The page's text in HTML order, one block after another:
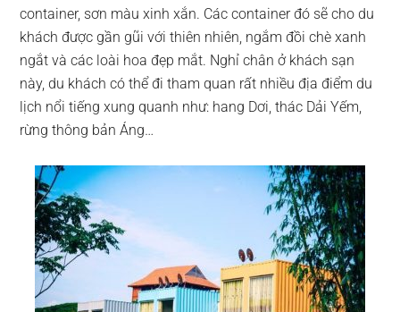
container, sơn màu xinh xắn. Các container đó sẽ cho du
khách được gần gũi với thiên nhiên, ngắm đồi chè xanh
ngắt và các loài hoa đẹp mắt. Nghỉ chân ở khách sạn
này, du khách có thể đi tham quan rất nhiều địa điểm du
lịch nổi tiếng xung quanh như: hang Dơi, thác Dải Yếm,
rừng thông bản Áng…